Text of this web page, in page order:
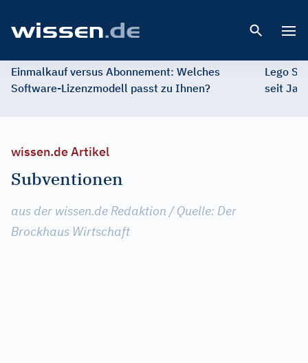
Einmalkauf versus Abonnement: Welches
Software-Lizenzmodell passt zu Ihnen?
Lego
seit
wissen.de Artikel
Subventionen
aus der wissen.de Redaktion / Quelle: Der
Brockhaus Wirtschaft